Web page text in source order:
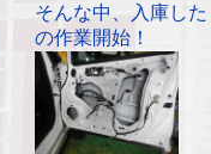
そんな中、入庫し
の作業開始！